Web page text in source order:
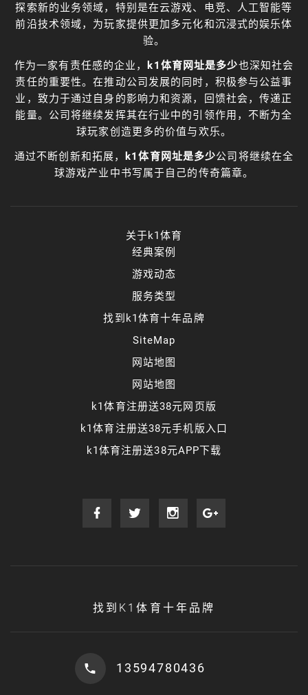
探索新的业务领域，特别是在云游戏、电竞、人工智能等
前沿技术领域，为玩家提供更加多元化和沉浸式的娱乐体
验。
作为一家有责任感的企业，
k1体育网址是多少也深知社会
责任的重要性。在推动公司发展的同时，积极参与公益事
业，致力于通过自身的影响力和资源，回馈社会，传递正
能量。公司将继续发挥其在行业中的引领作用，不断为全
球玩家创造更多的价值与欢乐。
通过不断创新和拓展，
k1体育网址是多少公司将继续在全
球游戏产业中书写属于自己的传奇篇章。
关于k1体育
经典案例
游戏动态
服务类型
找到k1体育十年品牌
SiteMap
网站地图
网站地图
k1体育注册送38元网页版
k1体育注册送38元手机版入口
k1体育注册送38元APP下载
找到K1体育十年品牌
13594780436